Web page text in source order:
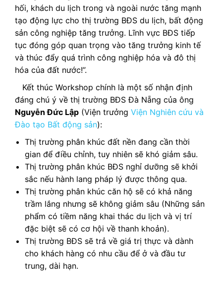
hối, khách du lịch trong và ngoài nước tăng mạnh
tạo động lực cho thị trường BĐS du lịch, bất động
sản công nghiệp tăng trưởng. Lĩnh vực BĐS tiếp
tục đóng góp quan trọng vào tăng trưởng kinh tế
và thúc đẩy quá trình công nghiệp hóa và đô thị
hóa của đất nước!”.
Kết thúc Workshop chính là một số nhận định
đáng chú ý về thị trường BĐS Đà Nẵng của ông
Nguyễn Đức Lập (Viện trưởng Viện Nghiên cứu và
Đào tạo Bất động sản):
Thị trường phân khúc đất nền đang cần thời
gian để điều chỉnh, tuy nhiên sẽ khó giảm sâu.
Thị trường phân khúc BĐS nghỉ dưỡng sẽ khởi
sắc nếu hành lang pháp lý được thông qua.
Thị trường phân khúc căn hộ sẽ có khả năng
trầm lắng nhưng sẽ không giảm sâu (Những sản
phẩm có tiềm năng khai thác du lịch và vị trí
đặc biệt sẽ có cơ hội về thanh khoản).
Thị trường BĐS sẽ trả về giá trị thực và dành
cho khách hàng có nhu cầu để ở và đầu tư
trung, dài hạn.